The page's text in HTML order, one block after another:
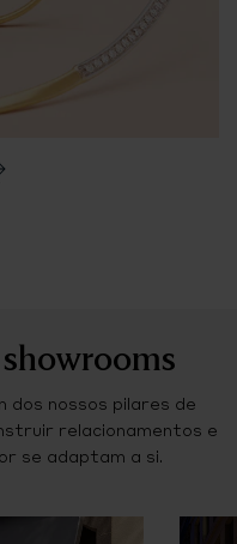
dos nossos pilares de
relacionamentos e
se adaptam a si.